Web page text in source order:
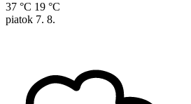
37 °C 19 °C
piatok 7. 8.